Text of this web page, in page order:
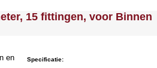
-->
15 fittingen, voor Binnen
en
Specificatie: